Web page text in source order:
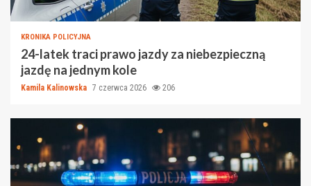
KRONIKA POLICYJNA
24-latek traci prawo jazdy za niebezpieczną
jazdę na jednym kole
Kamila Kalinowska 7 czerwca 2026 206